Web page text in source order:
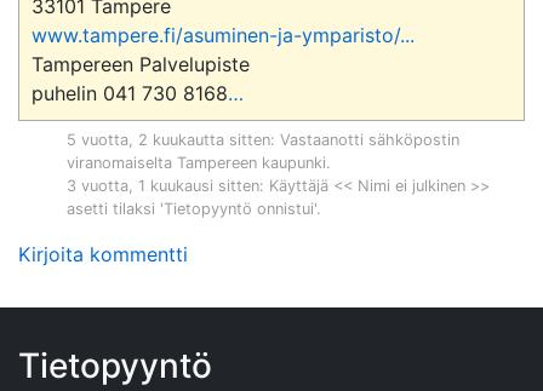
www.tampere.fi/asuminen-ja-ymparisto/...
Tampereen Palvelupiste
puhelin 041 730 8168…
5 vuotta, 2 kuukautta sitten: Vastaanotti sähköpostin
viranomaiselta Tampereen kaupunki.
3 vuotta, 1 kuukausi sitten: Käyttäjä << Nimi ei julkinen >>
asetti tilaksi 'Tietopyyntö onnistui'.
Kirjoita kommentti
Tietopyyntö